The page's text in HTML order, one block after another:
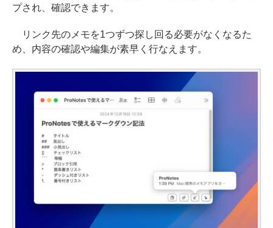
プされ、確認できます。
リンク先のメモを1つずつ探し回る必要がなくなるた
め、内容の確認や編集が素早く行なえます。